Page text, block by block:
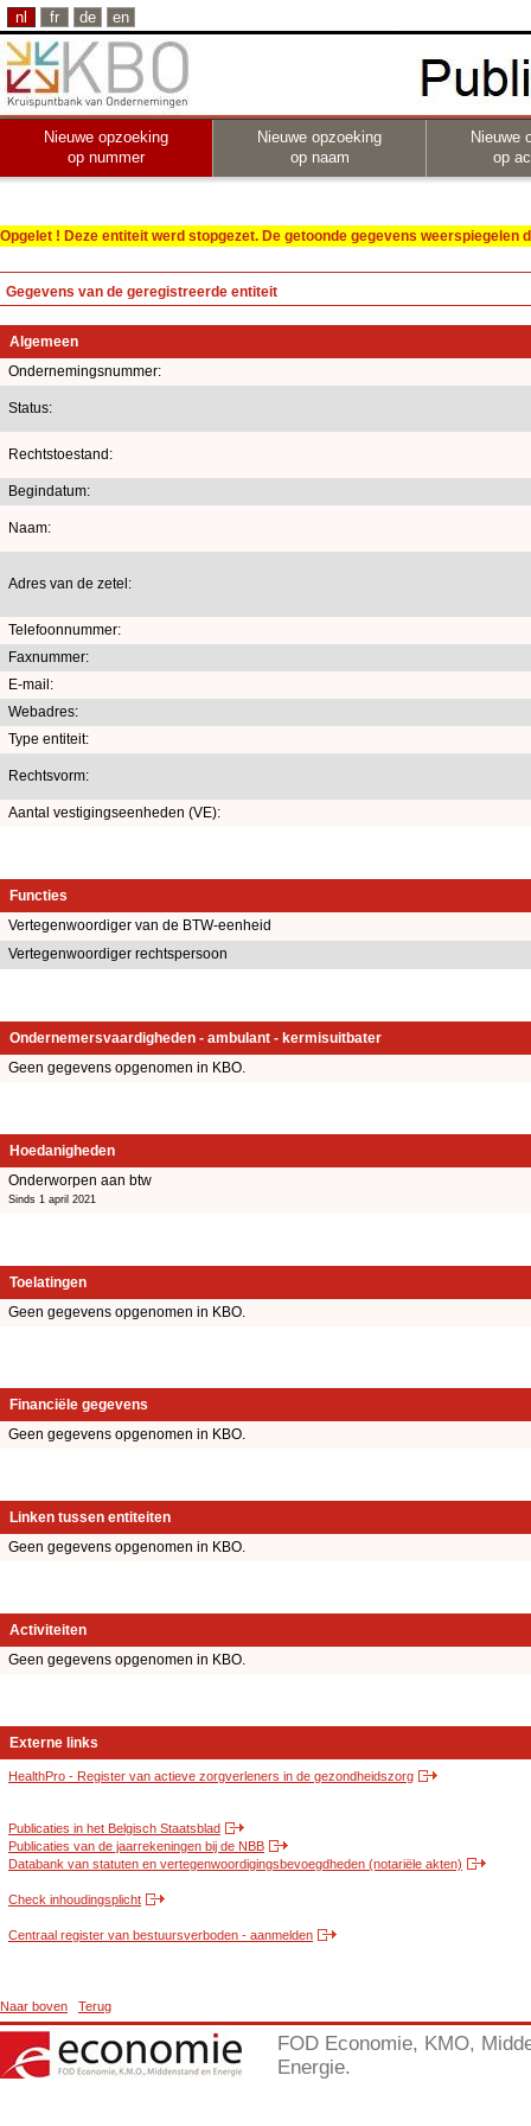
nl fr de en
Nieuwe opzoeking
op nummer
Nieuwe opzoeking
op naam
Nieuwe
op
Opgelet ! Deze entiteit werd stopgezet. De getoonde gegevens
Gegevens van de geregistreerde entiteit
Algemeen
Ondernemingsnummer:
Status:
Rechtstoestand:
Begindatum:
Naam:
Adres van de zetel:
Telefoonnummer:
Faxnummer:
E-mail:
Webadres:
Type entiteit:
Rechtsvorm:
Aantal vestigingseenheden (VE):
Functies
Vertegenwoordiger van de BTW-eenheid
Vertegenwoordiger rechtspersoon
Ondernemersvaardigheden - ambulant - kermisuitbater
Geen gegevens opgenomen in KBO.
Hoedanigheden
Onderworpen aan btw
Sinds 1 april 2021
Toelatingen
Geen gegevens opgenomen in KBO.
Financiële gegevens
Geen gegevens opgenomen in KBO.
Linken tussen entiteiten
Geen gegevens opgenomen in KBO.
Activiteiten
Geen gegevens opgenomen in KBO.
Externe links
HealthPro - Register van actieve zorgverleners in de gezondheidszorg
Publicaties in het Belgisch Staatsblad
Publicaties van de jaarrekeningen bij de NBB
Databank van statuten en vertegenwoordigingsbevoegdheden (notariële akten)
Check inhoudingsplicht
Centraal register van bestuursverboden - aanmelden
Naar boven Terug
FOD Economie, KMO,
Energie.